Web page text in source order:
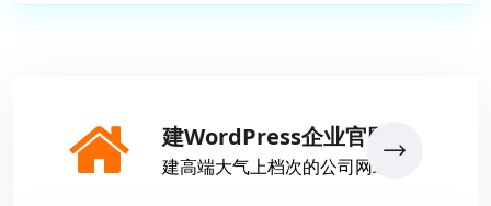
建WordPress企业官网
建高端大气上档次的公司网站